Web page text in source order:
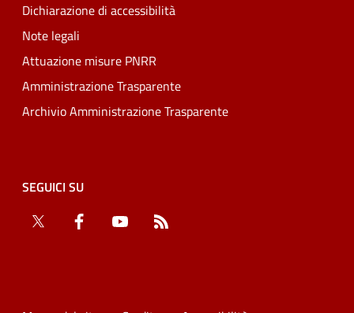
Dichiarazione di accessibilità
Note legali
Attuazione misure PNRR
Amministrazione Trasparente
Archivio Amministrazione Trasparente
SEGUICI SU
Twitter
Facebook YouTube